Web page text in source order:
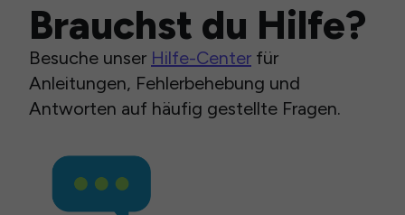
Brauchst du Hilfe?
Besuche unser Hilfe-Center für
Anleitungen, Fehlerbehebung und
Antworten auf häufig gestellte Fragen.